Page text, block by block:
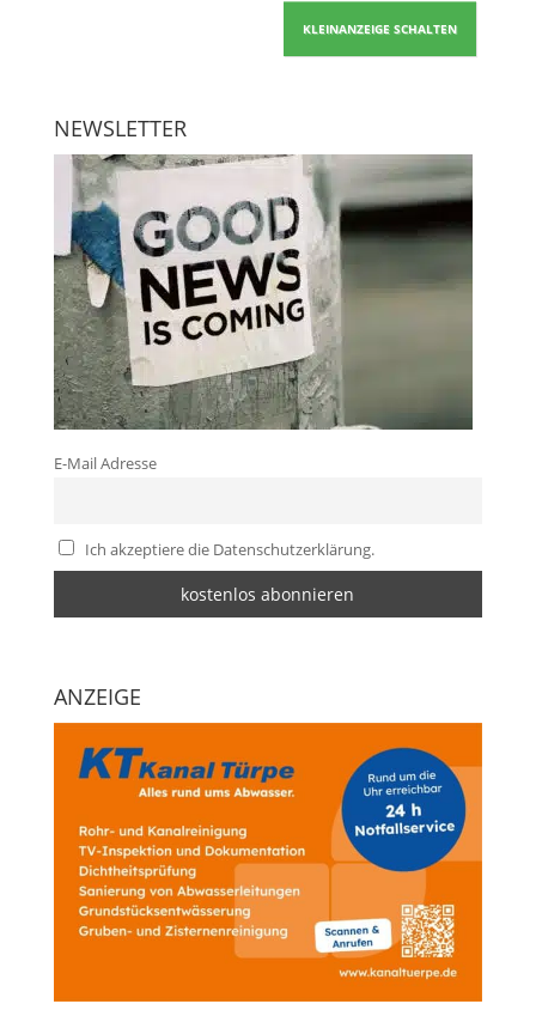
KLEINANZEIGE SCHALTEN
NEWSLETTER
E-Mail Adresse
Ich akzeptiere die Datenschutzerklärung.
ANZEIGE